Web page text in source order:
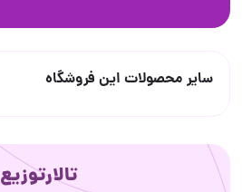
سایر محصولات این فروشگاه
تالارتوزیع